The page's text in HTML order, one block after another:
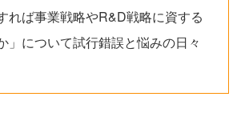
れば事業戦略やR&D戦略に資する
」について試行錯誤と悩みの日々